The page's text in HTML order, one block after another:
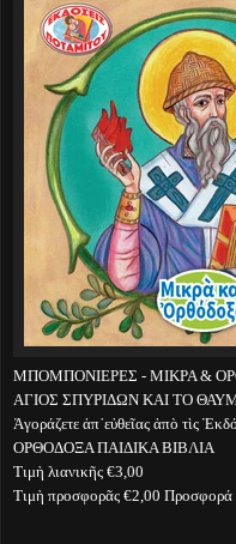
ΜΠΟΜΠΟΝΙΕΡΕΣ - ΜΙΚΡΑ &
ΑΓΙΟΣ ΣΠΥΡΙΔΩΝ ΚΑΙ ΤΟ
Ἀγοράζετε ἀπ᾽εὐθεῖας ἀπὸ τὶς
ΟΡΘΟΔΟΞΑ ΠΑΙΔΙΚΑ ΒΙΒΛΙΑ
Τιμὴ λιανικῆς €3,00
Τιμὴ προσφορᾶς €2,00 Προσφορά